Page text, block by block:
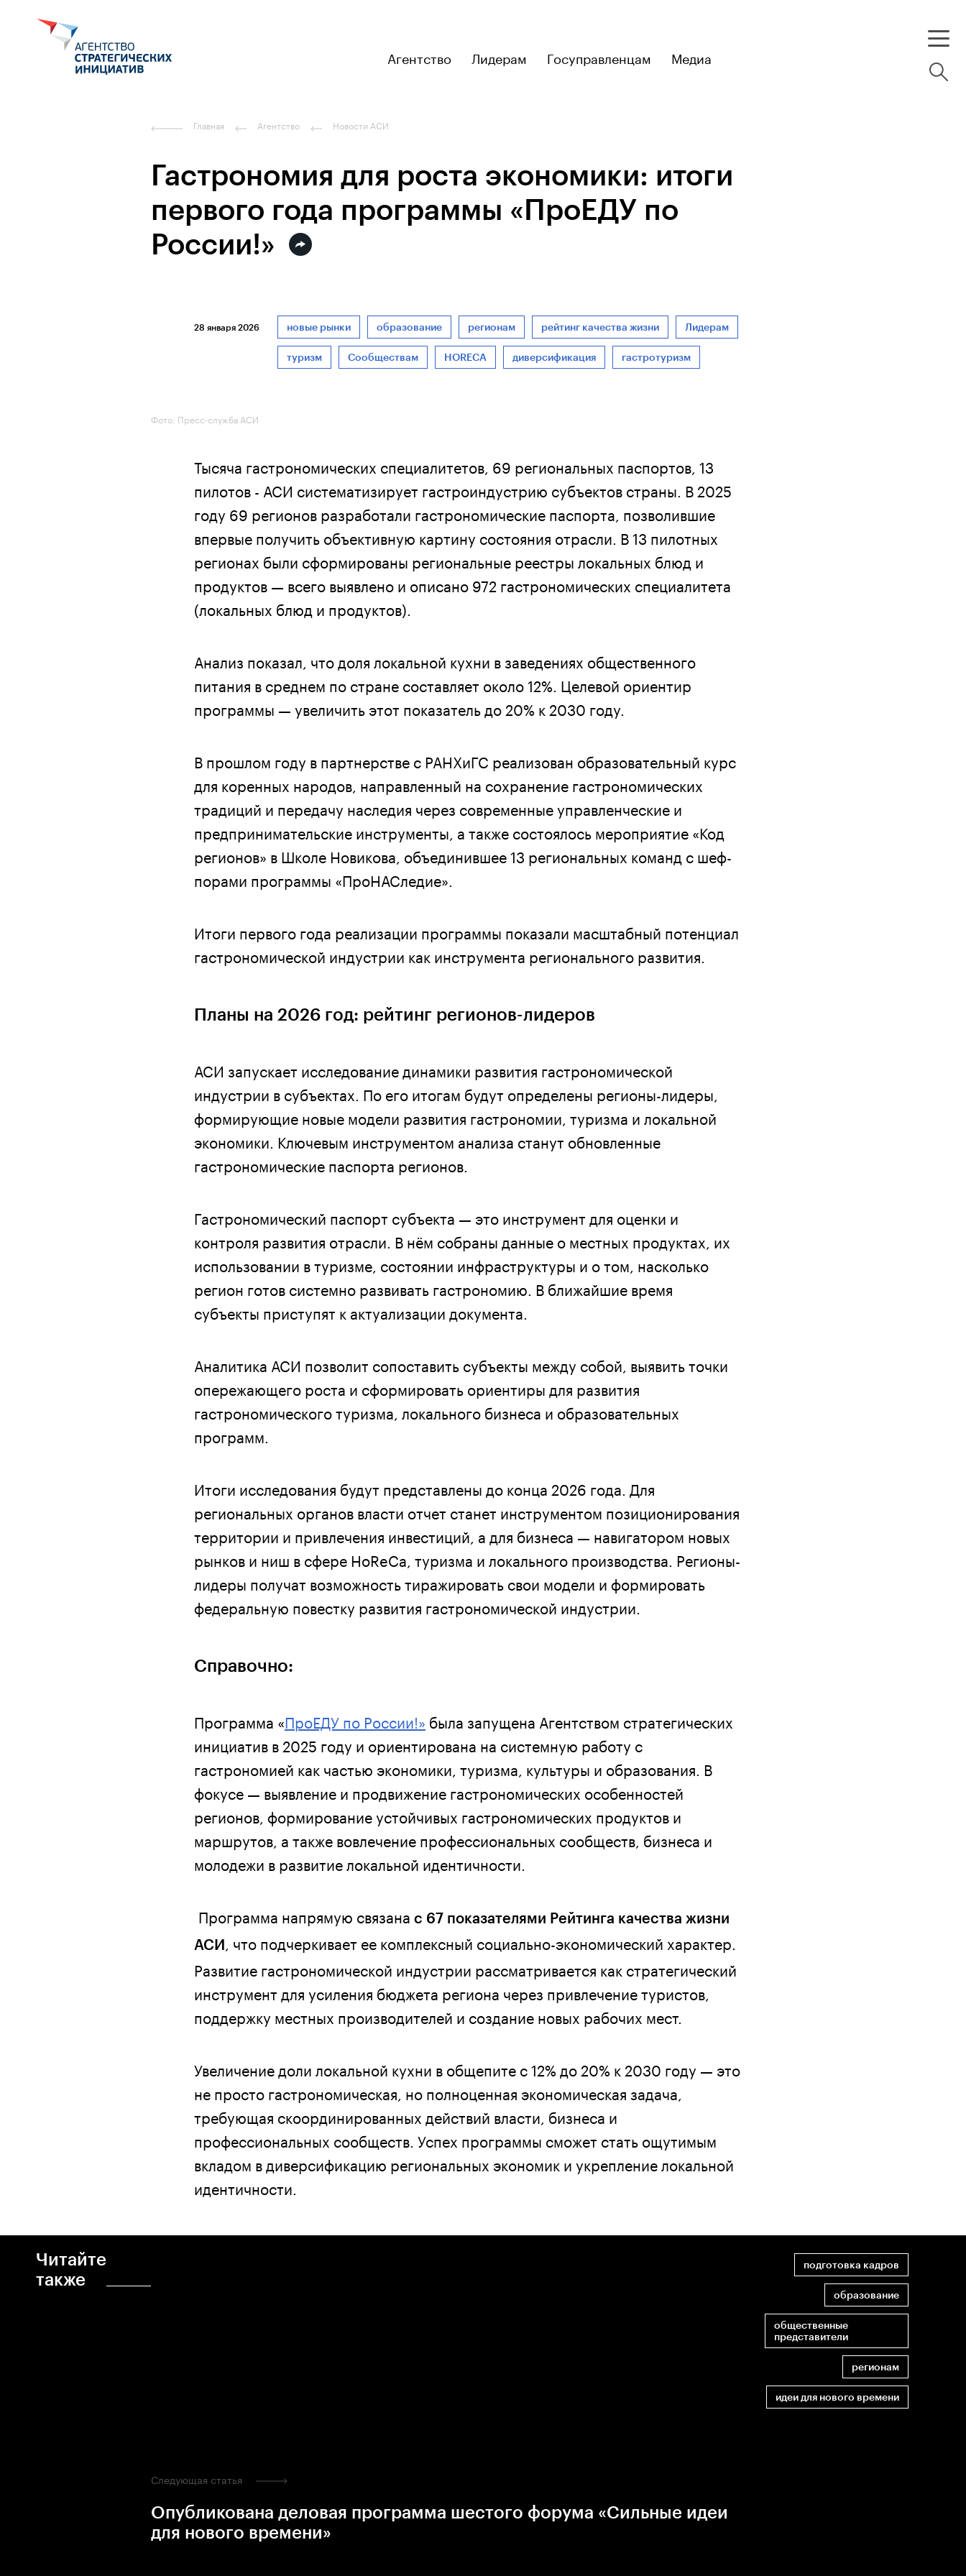
Агентство Лидерам Госуправленцам Медиа
Главная Агентство Новости АСИ
Гастрономия для роста экономики: итоги
первого года программы «ПроЕДУ по
России!»
28 января 2026 новые рынки образование регионам рейтинг качества жизни Лидерам
туризм Сообществам HORECA диверсификация гастротуризм
Фото: Пресс-служба АСИ
Тысяча гастрономических специалитетов, 69 региональных паспортов, 13
пилотов - АСИ систематизирует гастроиндустрию субъектов страны. В 2025
году 69 регионов разработали гастрономические паспорта, позволившие
впервые получить объективную картину состояния отрасли. В 13 пилотных
регионах были сформированы региональные реестры локальных блюд и
продуктов — всего выявлено и описано 972 гастрономических специалитета
(локальных блюд и продуктов).
Анализ показал, что доля локальной кухни в заведениях общественного
питания в среднем по стране составляет около 12%. Целевой ориентир
программы — увеличить этот показатель до 20% к 2030 году.
В прошлом году в партнерстве с РАНХиГС реализован образовательный курс
для коренных народов, направленный на сохранение гастрономических
традиций и передачу наследия через современные управленческие и
предпринимательские инструменты, а также состоялось мероприятие «Код
регионов» в Школе Новикова, объединившее 13 региональных команд с шеф-
порами программы «ПроНАСледие».
Итоги первого года реализации программы показали масштабный потенциал
гастрономической индустрии как инструмента регионального развития.
Планы на 2026 год: рейтинг регионов-лидеров
АСИ запускает исследование динамики развития гастрономической
индустрии в субъектах. По его итогам будут определены регионы-лидеры,
формирующие новые модели развития гастрономии, туризма и локальной
экономики. Ключевым инструментом анализа станут обновленные
гастрономические паспорта регионов.
Гастрономический паспорт субъекта — это инструмент для оценки и
контроля развития отрасли. В нём собраны данные о местных продуктах, их
использовании в туризме, состоянии инфраструктуры и о том, насколько
регион готов системно развивать гастрономию. В ближайшие время
субъекты приступят к актуализации документа.
Аналитика АСИ позволит сопоставить субъекты между собой, выявить точки
опережающего роста и сформировать ориентиры для развития
гастрономического туризма, локального бизнеса и образовательных
программ.
Итоги исследования будут представлены до конца 2026 года. Для
региональных органов власти отчет станет инструментом позиционирования
территории и привлечения инвестиций, а для бизнеса — навигатором новых
рынков и ниш в сфере HoReCa, туризма и локального производства. Регионы-
лидеры получат возможность тиражировать свои модели и формировать
федеральную повестку развития гастрономической индустрии.
Справочно:
Программа «ПроЕДУ по России!» была запущена Агентством стратегических
инициатив в 2025 году и ориентирована на системную работу с
гастрономией как частью экономики, туризма, культуры и образования. В
фокусе — выявление и продвижение гастрономических особенностей
регионов, формирование устойчивых гастрономических продуктов и
маршрутов, а также вовлечение профессиональных сообществ, бизнеса и
молодежи в развитие локальной идентичности.
Программа напрямую связана с 67 показателями Рейтинга качества жизни
АСИ , что подчеркивает ее комплексный социально-экономический характер.
Развитие гастрономической индустрии рассматривается как стратегический
инструмент для усиления бюджета региона через привлечение туристов,
поддержку местных производителей и создание новых рабочих мест.
Увеличение доли локальной кухни в общепите с 12% до 20% к 2030 году — это
не просто гастрономическая, но полноценная экономическая задача,
требующая скоординированных действий власти, бизнеса и
профессиональных сообществ. Успех программы сможет стать ощутимым
вкладом в диверсификацию региональных экономик и укрепление локальной
идентичности.
Читайте
также
подготовка кадров
образование
общественные
представители
регионам
идеи для нового времени
Следующая статья
Опубликована деловая программа шестого форума «Сильные идеи
для нового времени»